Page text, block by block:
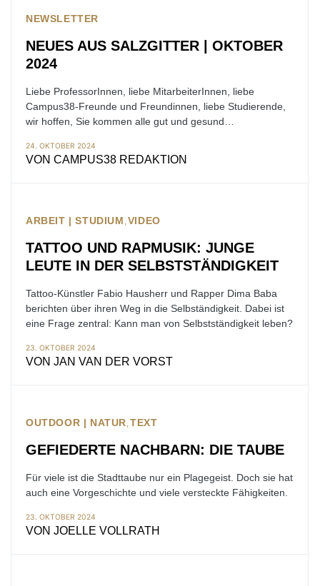
NEWSLETTER
NEUES AUS SALZGITTER | OKTOBER
2024
Liebe ProfessorInnen, liebe MitarbeiterInnen, liebe
Campus38-Freunde und Freundinnen, liebe Studierende,
wir hoffen, Sie kommen alle gut und gesund…
24. OKTOBER 2024
VON CAMPUS38 REDAKTION
ARBEIT | STUDIUM VIDEO
TATTOO UND RAPMUSIK: JUNGE
LEUTE IN DER SELBSTSTÄNDIGKEIT
Tattoo-Künstler Fabio Hausherr und Rapper Dima Baba
berichten über ihren Weg in die Selbständigkeit. Dabei ist
eine Frage zentral: Kann man von Selbstständigkeit leben?
23. OKTOBER 2024
VON JAN VAN DER VORST
OUTDOOR | NATUR TEXT
GEFIEDERTE NACHBARN: DIE TAUBE
Für viele ist die Stadttaube nur ein Plagegeist. Doch sie hat
auch eine Vorgeschichte und viele versteckte Fähigkeiten.
23. OKTOBER 2024
VON JOELLE VOLLRATH